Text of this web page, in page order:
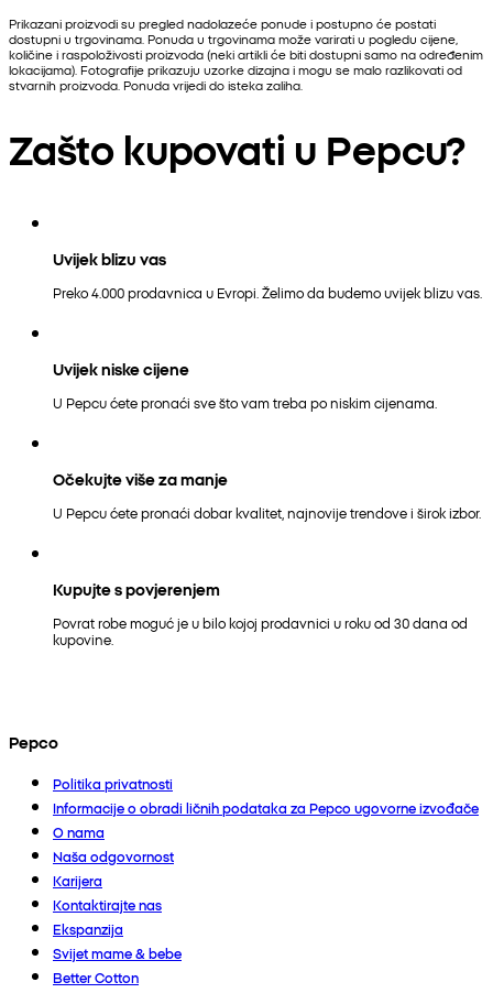
Prikazani proizvodi su pregled nadolazeće ponude i postupno će postati
dostupni u trgovinama. Ponuda u trgovinama može varirati u pogledu cijene,
količine i raspoloživosti proizvoda (neki artikli će biti dostupni samo na određenim
lokacijama). Fotografije prikazuju uzorke dizajna i mogu se malo razlikovati od
stvarnih proizvoda. Ponuda vrijedi do isteka zaliha.
Zašto kupovati u Pepcu?
Uvijek blizu vas
Preko 4.000 prodavnica u Evropi. Želimo da budemo uvijek blizu vas.
Uvijek niske cijene
U Pepcu ćete pronaći sve što vam treba po niskim cijenama.
Očekujte više za manje
U Pepcu ćete pronaći dobar kvalitet, najnovije trendove i širok izbor.
Kupujte s povjerenjem
Povrat robe moguć je u bilo kojoj prodavnici u roku od 30 dana od
kupovine.
Pepco
Politika privatnosti
Informacije o obradi ličnih podataka za Pepco ugovorne izvođače
O nama
Naša odgovornost
Karijera
Kontaktirajte nas
Ekspanzija
Svijet mame & bebe
Better Cotton